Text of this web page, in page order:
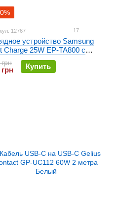
12767 17
устройство Samsung
Charge 25W EP-TA800 с
Type-C Белое
Купить